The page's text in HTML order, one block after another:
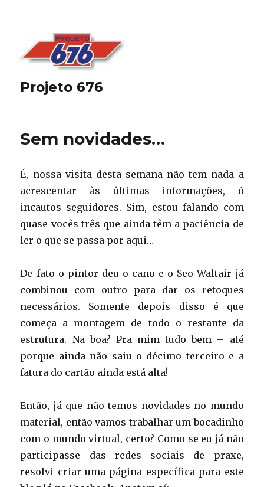
Projeto 676
Sem novidades…
É, nossa visita desta semana não tem nada a
acrescentar às últimas informações, ó
incautos seguidores. Sim, estou falando com
quase vocês três que ainda têm a paciência de
ler o que se passa por aqui…
De fato o pintor deu o cano e o Seo Waltair já
combinou com outro para dar os retoques
necessários. Somente depois disso é que
começa a montagem de todo o restante da
estrutura. Na boa? Pra mim tudo bem – até
porque ainda não saiu o décimo terceiro e a
fatura do cartão ainda está alta!
Então, já que não temos novidades no mundo
material, então vamos trabalhar um bocadinho
com o mundo virtual, certo? Como se eu já não
participasse das redes sociais de praxe,
resolvi criar uma página específica para este